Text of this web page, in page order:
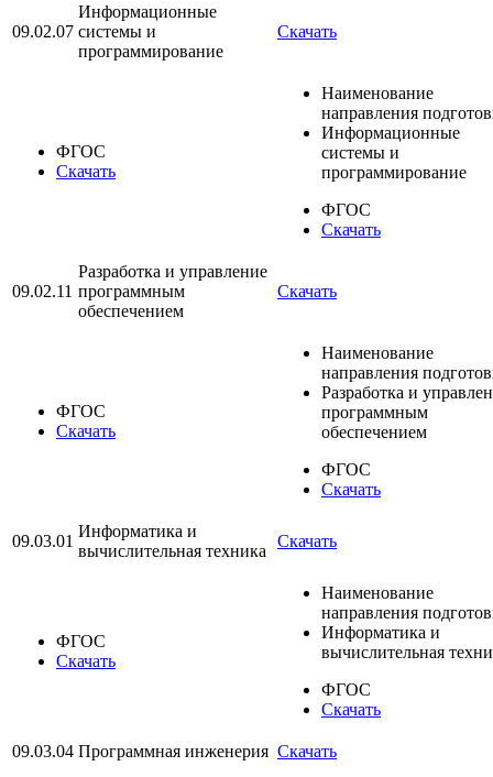
09.02.07
Информационные
системы и
программирование
Скачать
ФГОС
Скачать
Наименование
направления
Информационные
системы и
программирование
ФГОС
Скачать
09.02.11
Разработка и управление
программным
обеспечением
Скачать
ФГОС
Скачать
Наименование
направления
Разработка и
программным
обеспечением
ФГОС
Скачать
09.03.01
Информатика и
вычислительная техника
Скачать
ФГОС
Скачать
Наименование
направления
Информатика и
вычислительная
ФГОС
Скачать
09.03.04 Программная инженерия Скачать